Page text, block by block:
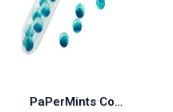
PaPerMints Cool Caps 18 κάψουλες